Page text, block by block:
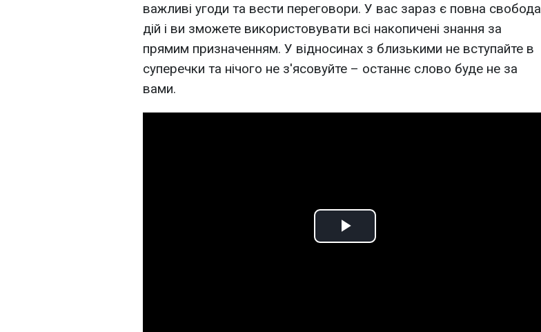
важливі угоди та вести переговори. У вас зараз є повна свобода
дій і ви зможете використовувати всі накопичені знання за
прямим призначенням. У відносинах з близькими не вступайте в
суперечки та нічого не з'ясовуйте – останнє слово буде не за
вами.
Play